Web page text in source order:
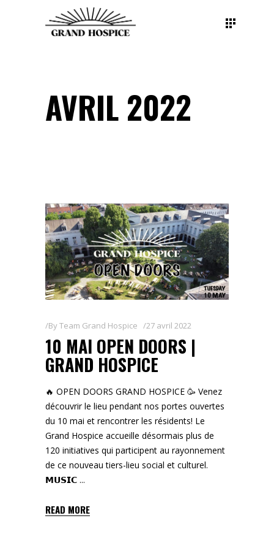
AVRIL 2022
ByTeam Grand Hospice 27 avril 2022
10 MAI OPEN DOORS |
GRAND HOSPICE
🔥 OPEN DOORS GRAND HOSPICE 🥳 Venez
découvrir le lieu pendant nos portes ouvertes
du 10 mai et rencontrer les résidents! Le
Grand Hospice accueille désormais plus de
120 initiatives qui participent au rayonnement
de ce nouveau tiers-lieu social et culturel.
𝗠𝗨𝗦𝗜𝗖
READ MORE